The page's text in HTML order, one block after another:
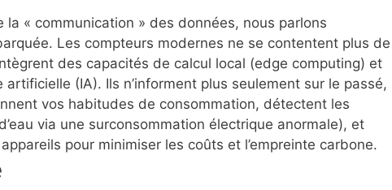
la « communication » des données, nous parlons
. Les compteurs modernes ne se contentent plus de
des capacités de calcul local (edge computing) et
artificielle (IA). Ils n’informent plus seulement sur le passé,
vos habitudes de consommation, détectent les
via une surconsommation électrique anormale), et
pour minimiser les coûts et l’empreinte carbone.